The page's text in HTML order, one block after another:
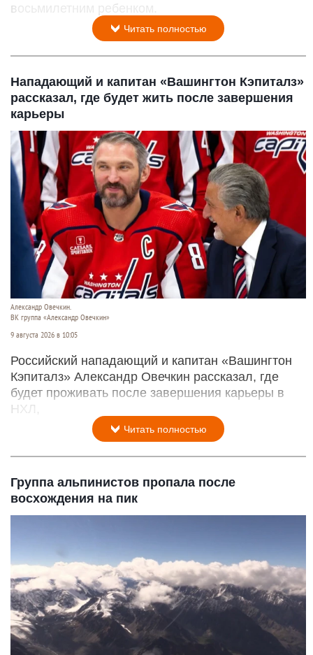
восьмилетним ребенком.
Читать полностью
Нападающий и капитан «Вашингтон Кэпиталз»
рассказал, где будет жить после завершения
карьеры
Александр Овечкин.
ВК группа «Александр Овечкин»
9 августа 2026 в 10:05
Российский нападающий и капитан «Вашингтон
Кэпиталз» Александр Овечкин рассказал, где
будет проживать после завершения карьеры в
НХЛ,
Читать полностью
Группа альпинистов пропала после
восхождения на пик